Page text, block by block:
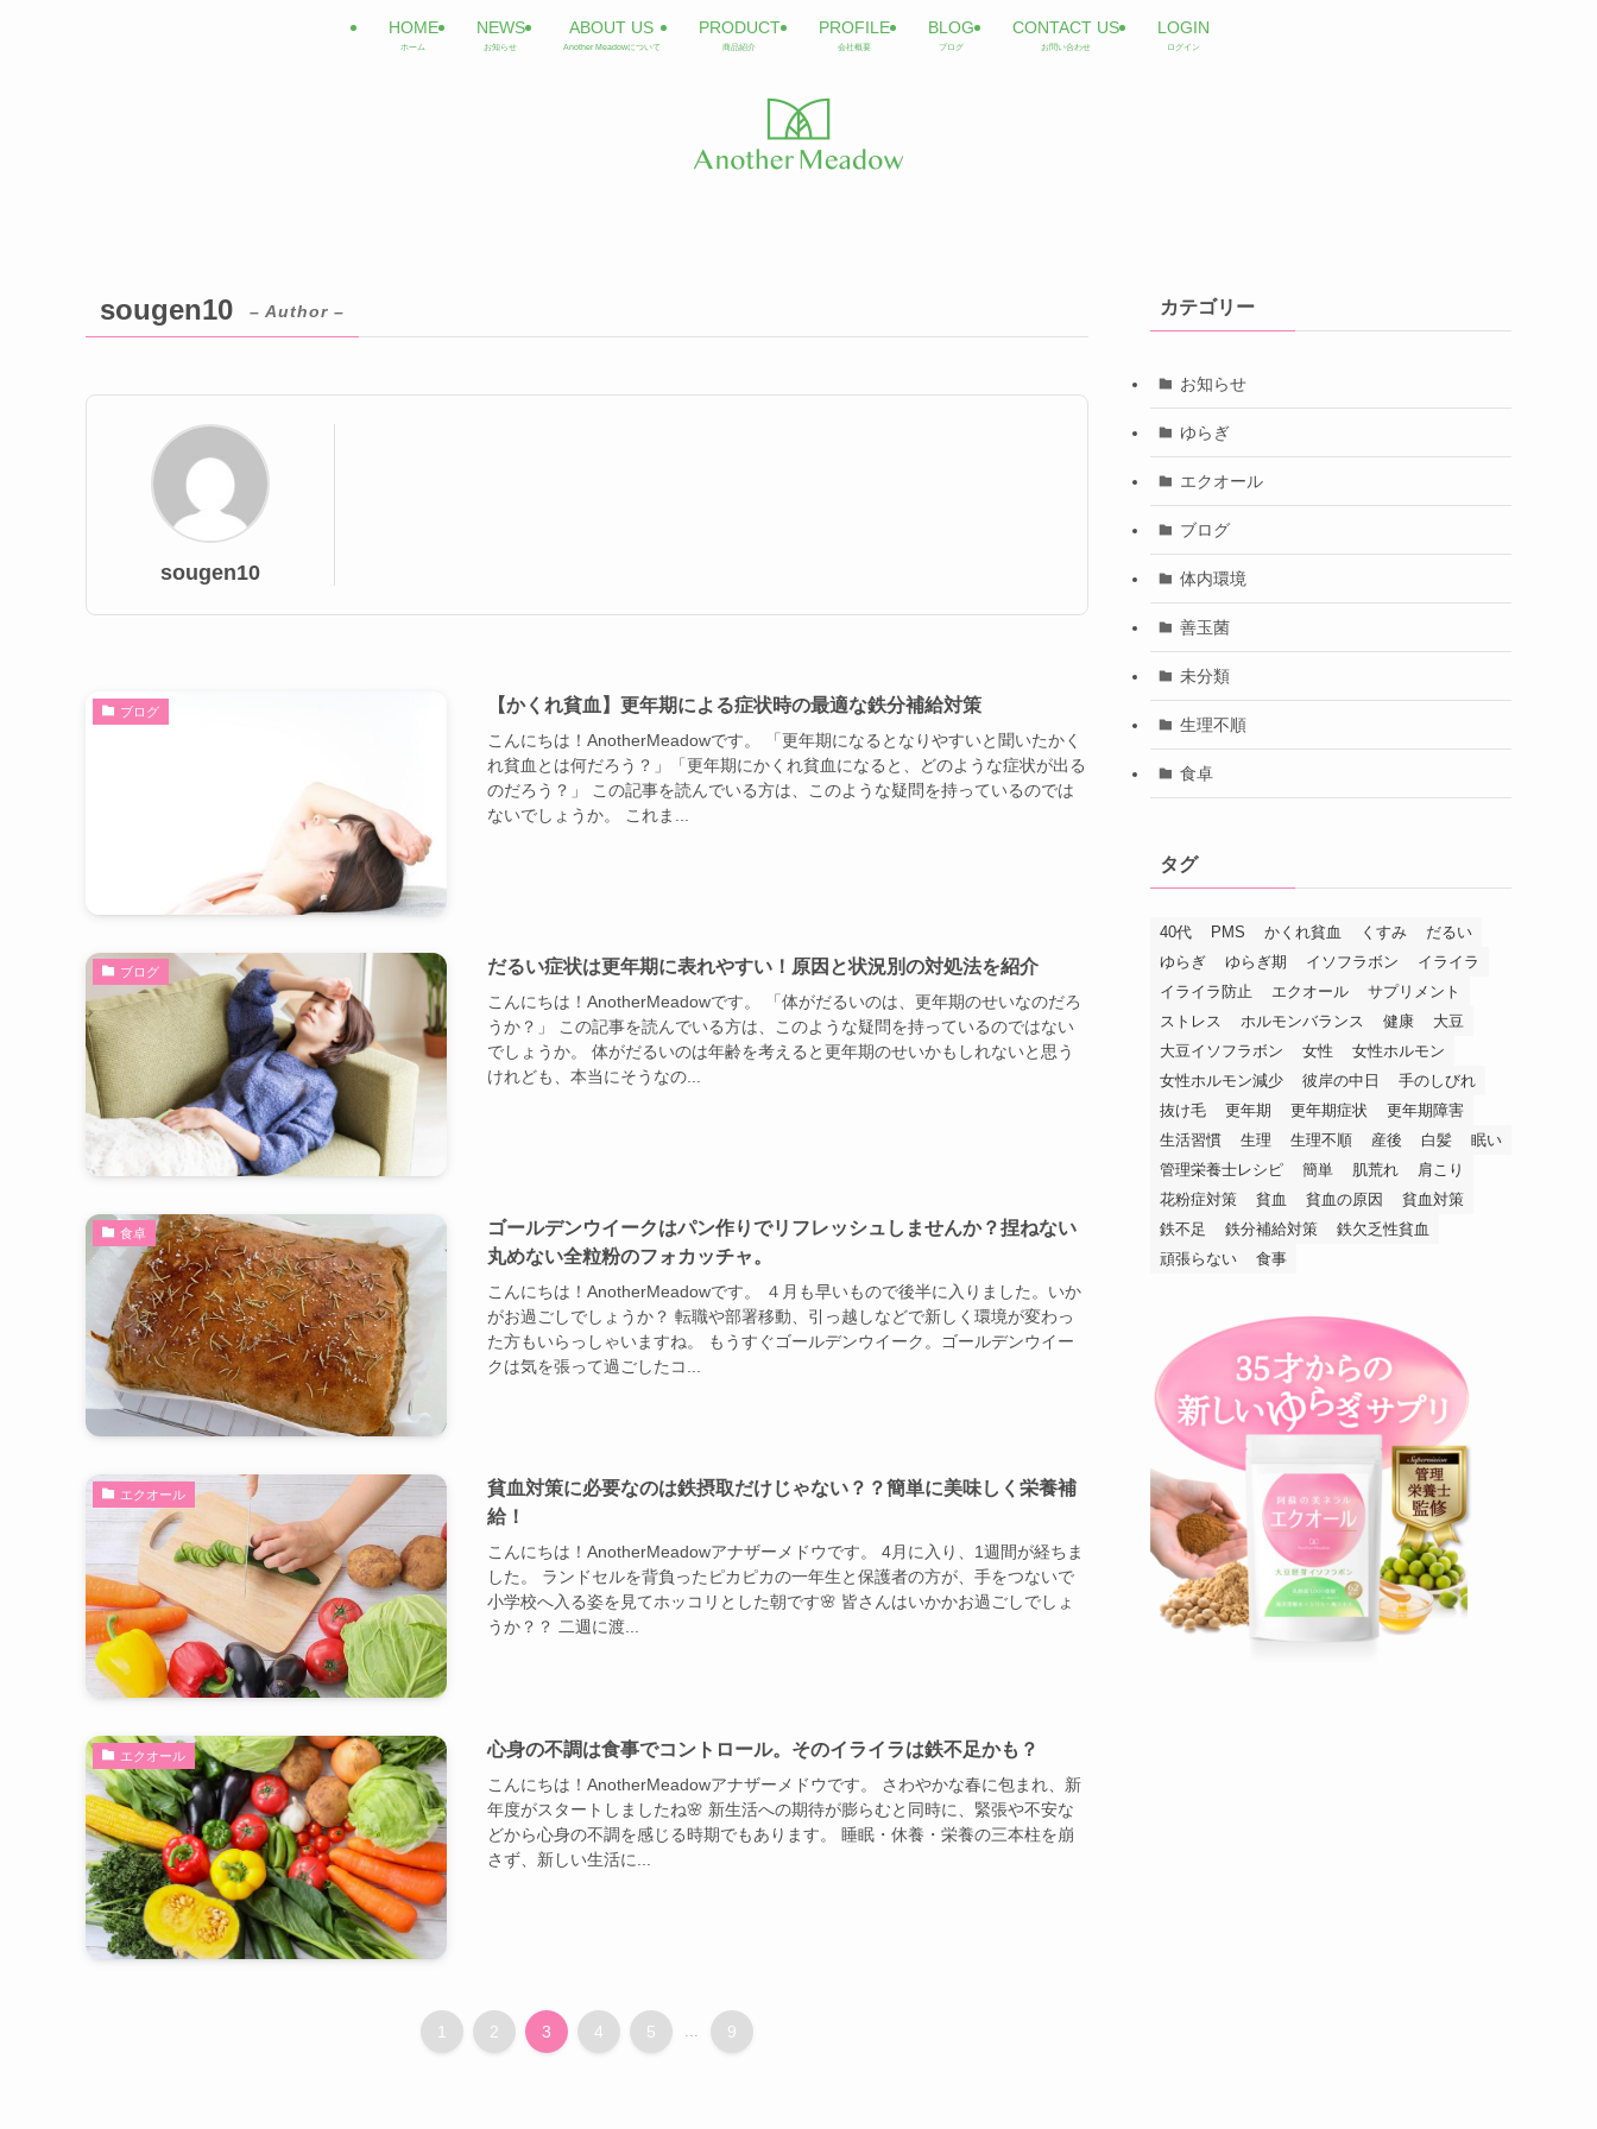
HOME
ホーム
NEWS
お知らせ
ABOUT US
Another Meadowについて
PRODUCT
商品紹介
PROFILE
会社概要
BLOG
ブログ
CONTACT US
お問い合わせ
LOGIN
ログイン
sougen10 – Author –
sougen10
ブログ 【かくれ貧血】更年期による症状時の最適な鉄分補給対策
こんにちは！AnotherMeadowです。 「更年期になるとなりやすいと聞いたかく
れ貧血とは何だろう？」「更年期にかくれ貧血になると、どのような症状が出る
のだろう？」 この記事を読んでいる方は、このような疑問を持っているのでは
ないでしょうか。 これま...
ブログ だるい症状は更年期に表れやすい！原因と状況別の対処法を紹介
こんにちは！AnotherMeadowです。 「体がだるいのは、更年期のせいなのだろ
うか？」 この記事を読んでいる方は、このような疑問を持っているのではない
でしょうか。 体がだるいのは年齢を考えると更年期のせいかもしれないと思う
けれども、本当にそうなの...
食卓
ゴールデンウイークはパン作りでリフレッシュしませんか？捏ねない
丸めない全粒粉のフォカッチャ。
こんにちは！AnotherMeadowです。 ４月も早いもので後半に入りました。いか
がお過ごしでしょうか？ 転職や部署移動、引っ越しなどで新しく環境が変わっ
た方もいらっしゃいますね。 もうすぐゴールデンウイーク。ゴールデンウイー
クは気を張って過ごしたコ...
エクオール
貧血対策に必要なのは鉄摂取だけじゃない？？簡単に美味しく栄養補
給！
こんにちは！AnotherMeadowアナザーメドウです。 4月に入り、1週間が経ちま
した。 ランドセルを背負ったピカピカの一年生と保護者の方が、手をつないで
小学校へ入る姿を見てホッコリとした朝です🌸 皆さんはいかかお過ごしでしょ
うか？？ 二週に渡...
エクオール 心身の不調は食事でコントロール。そのイライラは鉄不足かも？
こんにちは！AnotherMeadowアナザーメドウです。 さわやかな春に包まれ、新
年度がスタートしましたね🌸 新生活への期待が膨らむと同時に、緊張や不安な
どから心身の不調を感じる時期でもあります。 睡眠・休養・栄養の三本柱を崩
さず、新しい生活に...
1 2 3 4 5 9
カテゴリー
お知らせ
ゆらぎ
エクオール
ブログ
体内環境
善玉菌
未分類
生理不順
食卓
タグ
40代 PMS かくれ貧血 くすみ
だるい
ゆらぎ
ゆらぎ期 イソフラボン
イライラ
イライラ防止
エクオール
サプリメント
ストレス
ホルモンバランス 健康
大豆
大豆イソフラボン
女性
女性ホルモン
女性ホルモン減少
彼岸の中日
手のしびれ
抜け毛
更年期 更年期症状
更年期障害
生活習慣
生理 生理不順 産後 白髪
眠い
管理栄養士レシピ
簡単 肌荒れ
肩こり
花粉症対策
貧血 貧血の原因
貧血対策
鉄不足
鉄分補給対策
鉄欠乏性貧血
頑張らない
食事